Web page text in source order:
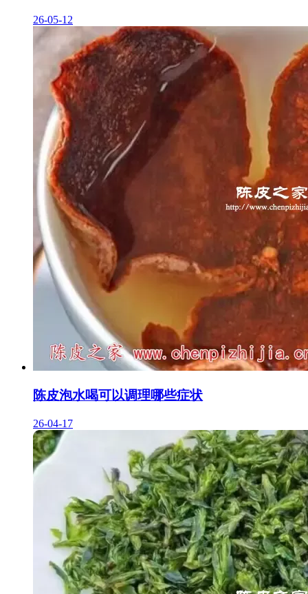
26-05-12
陈皮泡水喝可以调理哪些症状
26-04-17